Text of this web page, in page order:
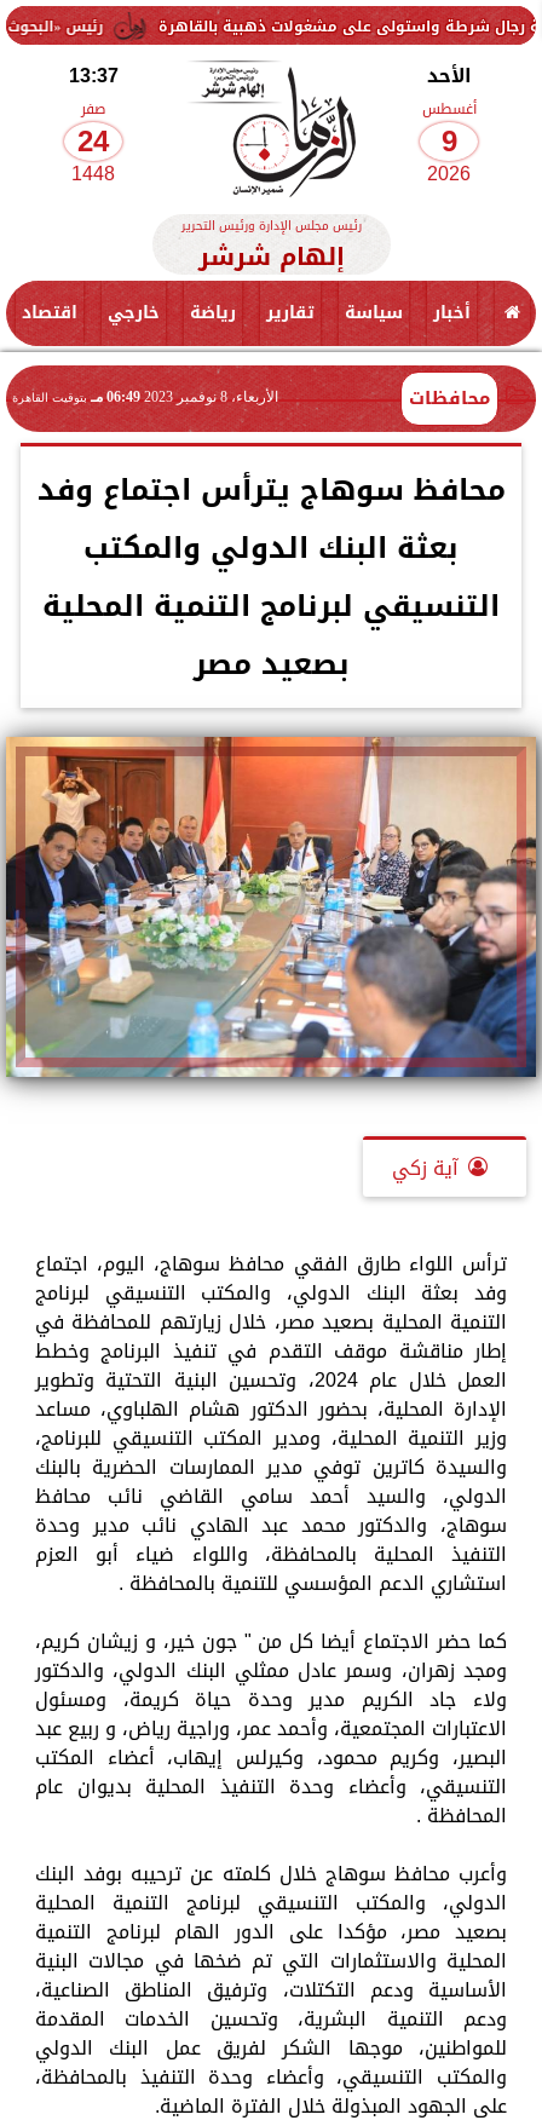
رئيس «البحوث الزراعية» على مشغولات ذهبية بالقاهرة
الأحد
أغسطس
9
2026
13:37
صفر
24
1448
رئيس مجلس الإدارة ورئيس التحرير
إلهام شرشر
أخبار سياسة تقارير رياضة خارجي اقتصاد
محافظات الأربعاء، 8 نوفمبر 2023 06:49 مـ بتوقيت القاهرة
محافظ سوهاج يترأس اجتماع وفد
بعثة البنك الدولي والمكتب
التنسيقي لبرنامج التنمية المحلية
بصعيد مصر
آية زكي
ترأس اللواء طارق الفقي محافظ سوهاج، اليوم، اجتماع
وفد بعثة البنك الدولي، والمكتب التنسيقي لبرنامج
التنمية المحلية بصعيد مصر، خلال زيارتهم للمحافظة في
إطار مناقشة موقف التقدم في تنفيذ البرنامج وخطط
العمل خلال عام 2024، وتحسين البنية التحتية وتطوير
الإدارة المحلية، بحضور الدكتور هشام الهلباوي، مساعد
وزير التنمية المحلية، ومدير المكتب التنسيقي للبرنامج،
والسيدة كاترين توفي مدير الممارسات الحضرية بالبنك
الدولي، والسيد أحمد سامي القاضي نائب محافظ
سوهاج، والدكتور محمد عبد الهادي نائب مدير وحدة
التنفيذ المحلية بالمحافظة، واللواء ضياء أبو العزم
استشاري الدعم المؤسسي للتنمية بالمحافظة .
كما حضر الاجتماع أيضا كل من " جون خير، و زيشان كريم،
ومجد زهران، وسمر عادل ممثلي البنك الدولي، والدكتور
ولاء جاد الكريم مدير وحدة حياة كريمة، ومسئول
الاعتبارات المجتمعية، وأحمد عمر، وراجية رياض، و ربيع عبد
البصير، وكريم محمود، وكيرلس إيهاب، أعضاء المكتب
التنسيقي، وأعضاء وحدة التنفيذ المحلية بديوان عام
المحافظة .
وأعرب محافظ سوهاج خلال كلمته عن ترحيبه بوفد البنك
الدولي، والمكتب التنسيقي لبرنامج التنمية المحلية
بصعيد مصر، مؤكدا على الدور الهام لبرنامج التنمية
المحلية والاستثمارات التي تم ضخها في مجالات البنية
الأساسية ودعم التكتلات، وترفيق المناطق الصناعية،
ودعم التنمية البشرية، وتحسين الخدمات المقدمة
للمواطنين، موجها الشكر لفريق عمل البنك الدولي
والمكتب التنسيقي، وأعضاء وحدة التنفيذ بالمحافظة،
على الجهود المبذولة خلال الفترة الماضية.